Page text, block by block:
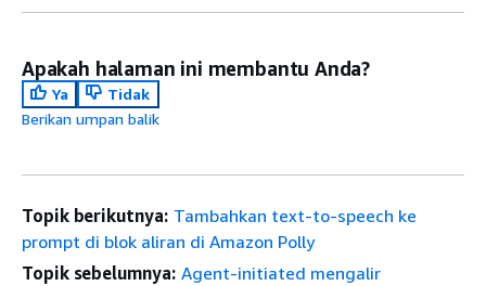
Apakah halaman ini membantu Anda?
Ya
Tidak
Berikan umpan balik
Topik berikutnya: Tambahkan text-to-speech ke
prompt di blok aliran di Amazon Polly
Topik sebelumnya: Agent-initiated mengalir